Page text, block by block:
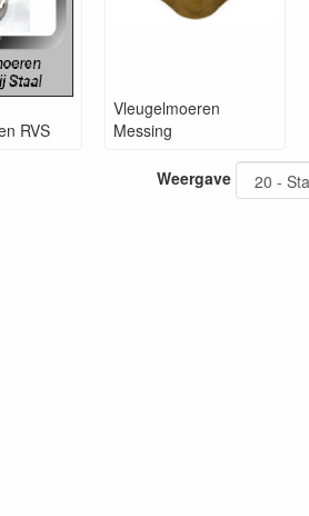
RVS
Vleugelmoeren
Messing
Weergave